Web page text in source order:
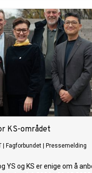
KS-området
Fagforbundet Pressemelding
YS og KS er enige om å